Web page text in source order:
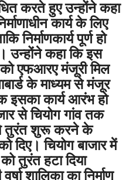
करते हुए उन्होंने कहा
कार्य के लिए
निर्माणकार्य पूर्ण हो
उन्होंने कहा कि इस
एफआरए मंजूरी मिल
के माध्यम से मंजूर
इसका कार्य आरंभ हो
से चियोग गांव तक
तुरंत शुरू करने के
दिए। चियोग बाजार में
तुरंत हटा दिया
शालिका का निर्माण